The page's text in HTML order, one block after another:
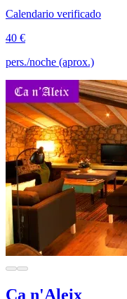
Calendario verificado
40 €
pers./noche (aprox.)
Ca n'Aleix